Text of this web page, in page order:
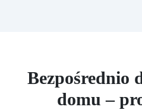
Bezpośrednio
domu –